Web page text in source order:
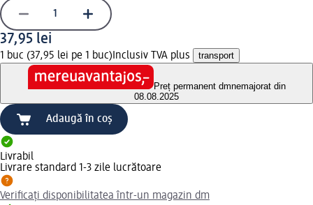
37,95 lei
1 buc (37,95 lei pe 1 buc) Inclusiv TVA plus transport
Preț permanent dmnemajorat din
08.08.2025
Adaugă în coș
Livrabil
Livrare standard 1-3 zile lucrătoare
Verificați disponibilitatea într-un magazin dm